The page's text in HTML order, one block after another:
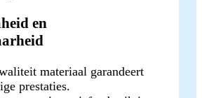
en
materiaal garandeert
prestaties.